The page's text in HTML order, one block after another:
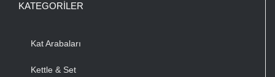
KATEGORILER
Kat Arabaları
Kettle & Set